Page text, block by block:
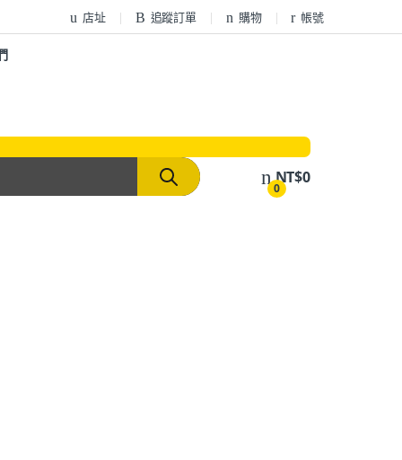
店址 追蹤訂單 購物 帳號
0
NT$0